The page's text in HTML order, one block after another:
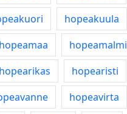
hopeakuula
hopeamaa hopeamalmi
hopearikas hopearisti
hopeavirta